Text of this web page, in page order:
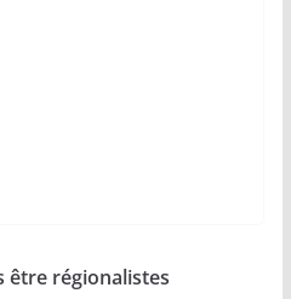
être régionalistes